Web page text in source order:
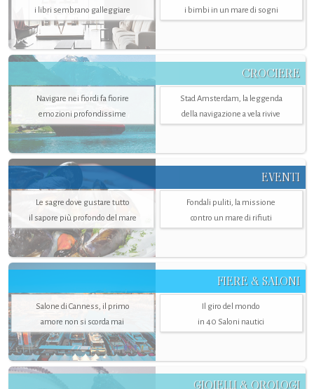
i libri sembrano galleggiare
i bimbi in un mare di sogni
CROCIERE
Navigare nei fiordi fa fiorire
emozioni profondissime
Stad Amsterdam, la leggenda
della navigazione a vela rivive
EVENTI
Le sagre dove gustare tutto
il sapore più profondo del mare
Fondali puliti, la missione
contro un mare di rifiuti
FIERE & SALONI
Salone di Canness, il primo
amore non si scorda mai
Il giro del mondo
in 40 Saloni nautici
GIOIELLI & OROLOGI